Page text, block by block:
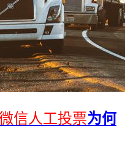
信人工投票为何